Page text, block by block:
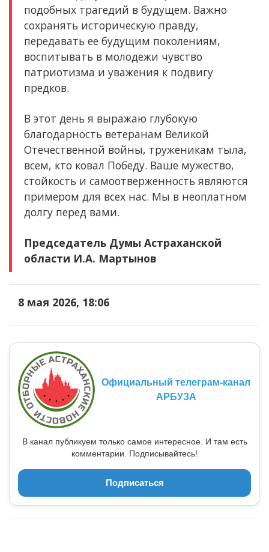
подобных трагедий в будущем. Важно
сохранять историческую правду,
передавать ее будущим поколениям,
воспитывать в молодежи чувство
патриотизма и уважения к подвигу
предков.
В этот день я выражаю глубокую
благодарность ветеранам Великой
Отечественной войны, труженикам тыла,
всем, кто ковал Победу. Ваше мужество,
стойкость и самоотверженность являются
примером для всех нас. Мы в неоплатном
долгу перед вами.
Председатель Думы Астраханской
области И.А. Мартынов
8 мая 2026, 18:06
Официальный телеграм-канал
АРБУЗА
В канал публикуем только самое интересное. И там есть
комментарии. Подписывайтесь!
Подписаться